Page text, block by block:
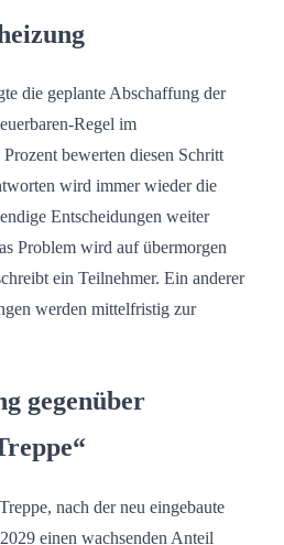
die geplante Abschaffung der
Regel im
bewerten diesen Schritt
wird immer wieder die
Entscheidungen weiter
Problem wird auf übermorgen
ein Teilnehmer. Ein anderer
werden mittelfristig zur
gegenüber
nach der neu eingebaute
einen wachsenden Anteil